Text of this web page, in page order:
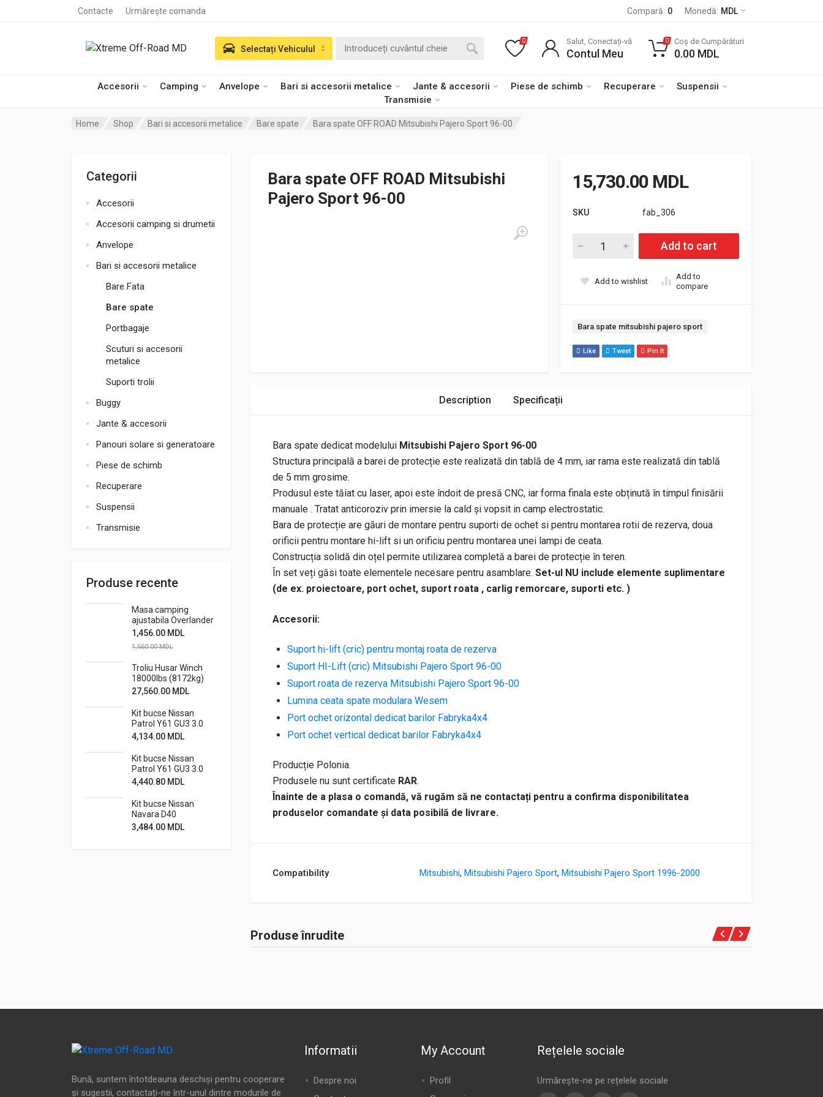
Contacte Urmărește comanda Compară: 0 Monedă: MDL
Accesorii Camping Anvelope Bari si accesorii metalice Jante & accesorii Piese de schimb Recuperare
Suspensii
Transmisie
Selectați Vehiculul
0 Salut, Conectați-vă
Contul Meu
0 Coș de Cumpărături
0.00 MDL
Home Shop Bari si accesorii metalice Bare spate Bara spate OFF ROAD Mitsubishi Pajero Sport 96-00
Categorii
Accesorii
Accesorii camping si drumetii
Anvelope
Bari si accesorii metalice
Bare Fata
Bare spate
Portbagaje
Scuturi si accesorii
metalice
Suporti trolii
Buggy
Jante & accesorii
Panouri solare si generatoare
Piese de schimb
Recuperare
Suspensii
Transmisie
Produse recente
Masa camping
ajustabila Overlander
1,456.00 MDL
1,560.00MDL
Troliu Husar Winch
18000lbs (8172kg)
24V
27,560.00 MDL
Kit bucse Nissan
Patrol Y61 GU3 3.0
standard cu bucse
road
4,134.00 MDL
Kit bucse Nissan
Patrol Y61 GU3 3.0
standard cu bucse
metalice+stabiliz.
off-road
4,440.80 MDL
Kit bucse Nissan
Navara D40
3,484.00 MDL
Bara spate OFF ROAD Mitsubishi
Pajero Sport 96-00
15,730.00 MDL
SKU fab_306
Cantitate Bara spate OFF ROAD Mitsubishi Pajero Sport 96-00
Add to cart
Add to wishlist
Add to
compare
Etichetă:
Bara spate mitsubishi pajero sport
Like Tweet Pin It
Description Specificații
Bara spate dedicat modelului Mitsubishi Pajero Sport 96-00
Structura principală a barei de protecție este realizată din tablă de 4 mm, iar rama este realizată din tablă
de 5 mm grosime.
Produsul este tăiat cu laser, apoi este îndoit de presă CNC, iar forma finala este obținută în timpul finisării
manuale . Tratat anticoroziv prin imersie la cald și vopsit in camp electrostatic.
Bara de protecție are găuri de montare pentru suporti de ochet si pentru montarea rotii de rezerva, doua
orificii pentru montare hi-lift si un orificiu pentru montarea unei lampi de ceata.
Construcția solidă din oțel permite utilizarea completă a barei de protecție în teren.
În set veți găsi toate elementele necesare pentru asamblare. Set-ul NU include elemente suplimentare
(de ex. proiectoare, port ochet, suport roata , carlig remorcare, suporti etc. )
Accesorii:
Suport hi-lift (cric) pentru montaj roata de rezerva
Suport HI-Lift (cric) Mitsubishi Pajero Sport 96-00
Suport roata de rezerva Mitsubishi Pajero Sport 96-00
Lumina ceata spate modulara Wesem
Port ochet orizontal dedicat barilor Fabryka4x4
Port ochet vertical dedicat barilor Fabryka4x4
Producție Polonia.
Produsele nu sunt certificate RAR.
Înainte de a plasa o comandă, vă rugăm să ne contactați pentru a confirma disponibilitatea
produselor comandate și data posibilă de livrare.
Compatibility Mitsubishi, Mitsubishi Pajero Sport, Mitsubishi Pajero Sport 1996-2000
Produse înrudite
Bună, suntem întotdeauna deschiși pentru cooperare
și sugestii, contactați-ne într-unul dintre modurile de
Informatii
Despre noi
My Account
Profil
Rețelele sociale
Urmărește-ne pe rețelele sociale